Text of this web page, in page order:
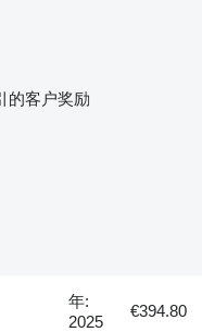
的客户奖励
年:
2025
€394.80